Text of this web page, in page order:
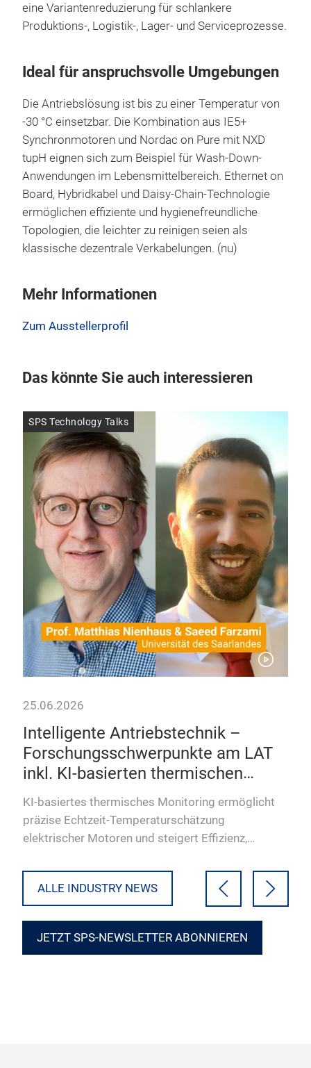
eine Variantenreduzierung für schlankere
Produktions-, Logistik-, Lager- und Serviceprozesse.
Ideal für anspruchsvolle Umgebungen
Die Antriebslösung ist bis zu einer Temperatur von
-30 °C einsetzbar. Die Kombination aus IE5+
Synchronmotoren und Nordac on Pure mit NXD
tupH eignen sich zum Beispiel für Wash-Down-
Anwendungen im Lebensmittelbereich. Ethernet on
Board, Hybridkabel und Daisy-Chain-Technologie
ermöglichen effiziente und hygienefreundliche
Topologien, die leichter zu reinigen seien als
klassische dezentrale Verkabelungen. (nu)
Mehr Informationen
Zum Ausstellerprofil
Das könnte Sie auch interessieren
SPS Technology Talks
25.06.2026
Intelligente Antriebstechnik –
Forschungsschwerpunkte am LAT
inkl. KI-basierten thermischen
Monitorings
KI-basiertes thermisches Monitoring ermöglicht
präzise Echtzeit-Temperaturschätzung
elektrischer Motoren und steigert Effizienz,
ALLE INDUSTRY NEWS
JETZT SPS-NEWSLETTER ABONNIEREN